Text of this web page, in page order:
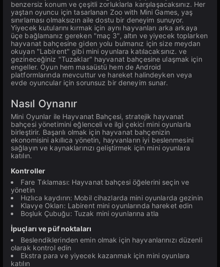
benzersiz konum ve çeşitli zorluklarla karşılaşacaksınız. Her
yaştan oyuncu için tasarlanan Zoo with Mini Games, yaş
sınırlaması olmaksızın aile dostu bir deneyim sunuyor.
Yiyecek kutularını kırmak için aynı hayvanları arka arkaya
üçe bağlamanız gereken "maç 3", altın ve yiyecek toplarken
hayvanat bahçesine giden yolu bulmanız için size meydan
okuyan "Labirent" gibi mini oyunlara katılacaksınız. ve
gezineceğiniz "Tuzaklar" hayvanat bahçesine ulaşmak için
engeller. Oyun hem masaüstü hem de Android
platformlarında mevcuttur ve hareket halindeyken veya
evde oyuncular için sorunsuz bir deneyim sunar.
Nasıl Oynanır
Mini Oyunlar ile Hayvanat Bahçesi, stratejik hayvanat
bahçesi yönetimini eğlenceli ve ilgi çekici mini oyunlarla
birleştirir. Başarılı olmak için hayvanat bahçenizin
ekonomisini akıllıca yönetin, hayvanların iyi beslenmesini
sağlayın ve kaynaklarınızı geliştirmek için mini oyunlara
katılın.
Kontroller
Fare Tıklaması: Hayvanat bahçesi öğelerini seçin ve
yönetin
Hızlıca kaydırın: Mobil cihazlarda mini oyunlarda gezinin
Klavye Okları: Labirent mini oyunlarında hareket edin
Boşluk Çubuğu: Tuzak mini oyunlarına atla
İpuçları ve püf noktaları
Beslendiklerinden emin olmak için hayvanlarınızı düzenli
olarak kontrol edin
Ekstra para ve yiyecek kazanmak için mini oyunlara
katılın